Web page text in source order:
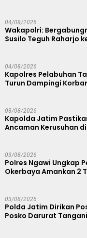
04/08/2026
Wakapolri:
Susilo Teguh Raharjo
04/08/2026
Kapolres Pelabuhan
Turun Dampingi
03/08/2026
Kapolda Jatim
Ancaman Kerusuhan
03/08/2026
Polres Ngawi Ungkap
Okerbaya Amankan 2
03/08/2026
Polda Jatim Dirikan
Posko Darurat